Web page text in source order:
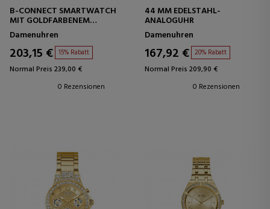
B-CONNECT SMARTWATCH
MIT GOLDFARBENEM
STAHLARMBAND UND
ZIRKONIA
Damenuhren
203,15 € 15% Rabatt
Normal Preis 239,00 €
0 Rezensionen
44 MM EDELSTAHL-
ANALOGUHR
Damenuhren
167,92 € 20% Rabatt
Normal Preis 209,90 €
0 Rezensionen